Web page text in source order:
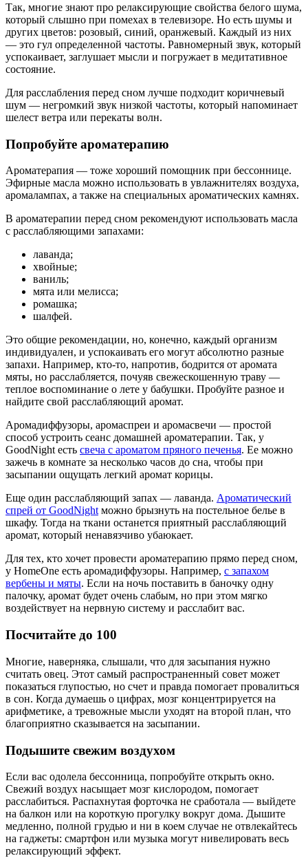
Так, многие знают про релаксирующие свойства белого шума,
который слышно при помехах в телевизоре. Но есть шумы и
других цветов: розовый, синий, оранжевый. Каждый из них
— это гул определенной частоты. Равномерный звук, который
успокаивает, заглушает мысли и погружает в медитативное
состояние.
Для расслабления перед сном лучше подходит коричневый
шум — негромкий звук низкой частоты, который напоминает
шелест ветра или перекаты волн.
Попробуйте ароматерапию
Ароматерапия — тоже хороший помощник при бессоннице.
Эфирные масла можно использовать в увлажнителях воздуха,
аромалампах, а также на специальных ароматических камнях.
В ароматерапии перед сном рекомендуют использовать масла
с расслабляющими запахами:
лаванда;
хвойные;
ваниль;
мята или мелисса;
ромашка;
шалфей.
Это общие рекомендации, но, конечно, каждый организм
индивидуален, и успокаивать его могут абсолютно разные
запахи. Например, кто-то, напротив, бодрится от аромата
мяты, но расслабляется, почуяв свежескошенную траву —
теплое воспоминание о лете у бабушки. Пробуйте разное и
найдите свой расслабляющий аромат.
Аромадиффузоры, аромаспреи и аромасвечи — простой
способ устроить сеанс домашней ароматерапии. Так, у
GoodNight есть свеча с ароматом пряного печенья. Ее можно
зажечь в комнате за несколько часов до сна, чтобы при
засыпании ощущать легкий аромат корицы.
Еще один расслабляющий запах — лаванда. Ароматический
спрей от GoodNight можно брызнуть на постельное белье в
шкафу. Тогда на ткани останется приятный расслабляющий
аромат, который ненавязчиво убаюкает.
Для тех, кто хочет провести ароматерапию прямо перед сном,
у HomeOne есть аромадиффузоры. Например, с запахом
вербены и мяты. Если на ночь поставить в баночку одну
палочку, аромат будет очень слабым, но при этом мягко
воздействует на нервную систему и расслабит вас.
Посчитайте до 100
Многие, наверняка, слышали, что для засыпания нужно
считать овец. Этот самый распространенный совет может
показаться глупостью, но счет и правда помогает провалиться
в сон. Когда думаешь о цифрах, мозг концентрируется на
арифметике, а тревожные мысли уходят на второй план, что
благоприятно сказывается на засыпании.
Подышите свежим воздухом
Если вас одолела бессонница, попробуйте открыть окно.
Свежий воздух насыщает мозг кислородом, помогает
расслабиться. Распахнутая форточка не сработала — выйдете
на балкон или на короткую прогулку вокруг дома. Дышите
медленно, полной грудью и ни в коем случае не отвлекайтесь
на гаджеты: смартфон или музыка могут нивелировать весь
релаксирующий эффект.